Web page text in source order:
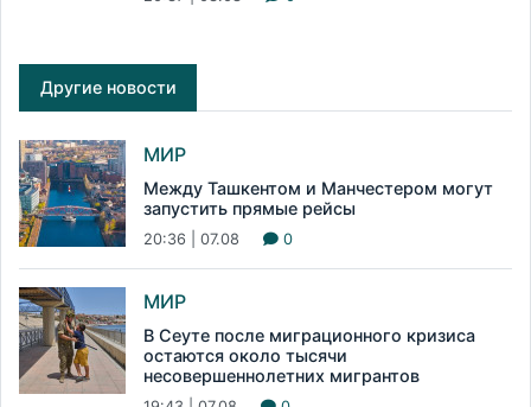
Другие новости
МИР
Между Ташкентом и Манчестером могут
запустить прямые рейсы
20:36 | 07.08 0
МИР
В Сеуте после миграционного кризиса
остаются около тысячи
несовершеннолетних мигрантов